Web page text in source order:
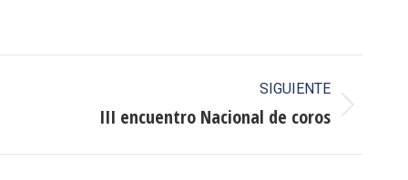
SIGUIENTE
III encuentro Nacional de coros